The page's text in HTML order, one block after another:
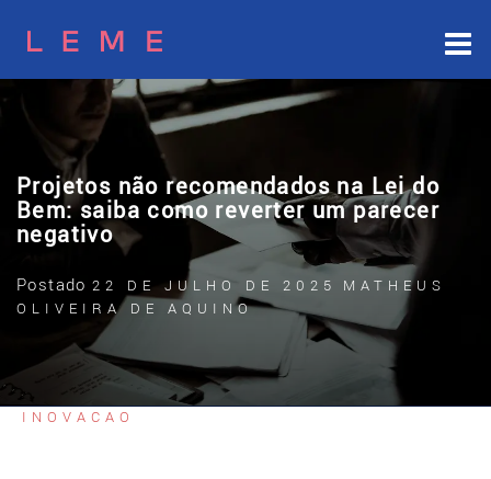
content
Projetos não recomendados na Lei do
Bem: saiba como reverter um parecer
negativo
Postado22 DE JULHO DE 2025
MATHEUS
OLIVEIRA DE AQUINO
INOVACAO